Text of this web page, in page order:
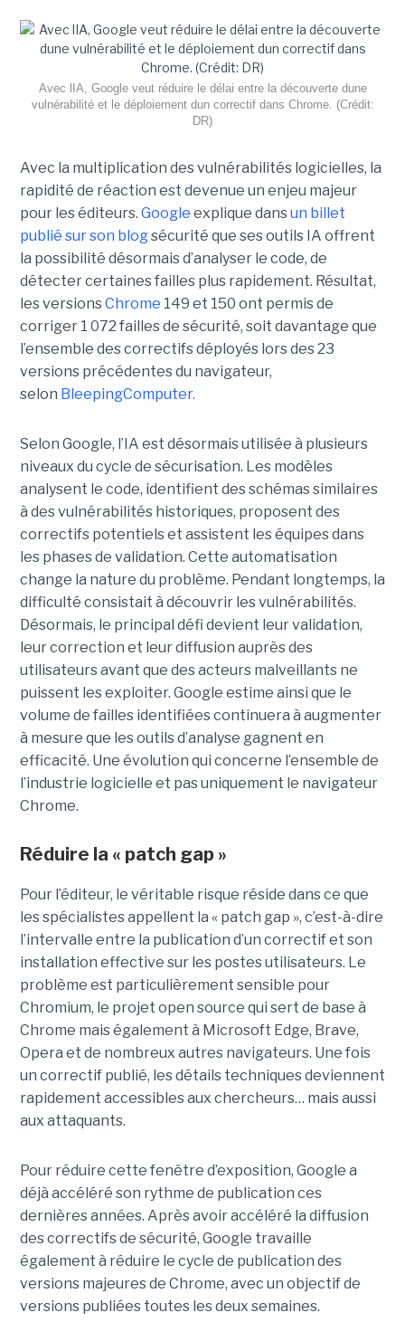
Avec lIA, Google veut réduire le délai entre la découverte dune
vulnérabilité et le déploiement dun correctif dans Chrome. (Crédit:
DR)
Avec la multiplication des vulnérabilités logicielles, la
rapidité de réaction est devenue un enjeu majeur
pour les éditeurs. Google explique dansun billet
publié sur son blogsécurité que ses outils IA offrent
la possibilité désormais d’analyser le code, de
détecter certaines failles plus rapidement. Résultat,
les versionsChrome 149 et 150 ont permis de
corriger 1 072 failles de sécurité, soit davantage que
l’ensemble des correctifs déployés lors des 23
versions précédentes du navigateur,
selon BleepingComputer.
Selon Google, l’IA est désormais utilisée à plusieurs
niveaux du cycle de sécurisation. Les modèles
analysent le code, identifient des schémas similaires
à des vulnérabilités historiques, proposent des
correctifs potentiels et assistent les équipes dans
les phases de validation. Cette automatisation
change la nature du problème. Pendant longtemps, la
difficulté consistait à découvrir les vulnérabilités.
Désormais, le principal défi devient leur validation,
leur correction et leur diffusion auprès des
utilisateurs avant que des acteurs malveillants ne
puissent les exploiter. Google estime ainsi que le
volume de failles identifiées continuera à augmenter
à mesure que les outils d’analyse gagnent en
efficacité. Une évolution qui concerne l’ensemble de
l’industrie logicielle et pas uniquement le navigateur
Chrome.
Réduire la « patch gap »
Pour l’éditeur, le véritable risque réside dans ce que
les spécialistes appellent la « patch gap », c’est-à-dire
l’intervalle entre la publication d’un correctif et son
installation effective sur les postes utilisateurs. Le
problème est particulièrement sensible pour
Chromium, le projet open source qui sert de base à
Chrome mais également à Microsoft Edge, Brave,
Opera et de nombreux autres navigateurs. Une fois
un correctif publié, les détails techniques deviennent
rapidement accessibles aux chercheurs… mais aussi
aux attaquants.
Pour réduire cette fenêtre d’exposition, Google a
déjà accéléré son rythme de publication ces
dernières années. Après avoir accéléré la diffusion
des correctifs de sécurité, Google travaille
également à réduire le cycle de publication des
versions majeures de Chrome, avec un objectif de
versions publiées toutes les deux semaines.